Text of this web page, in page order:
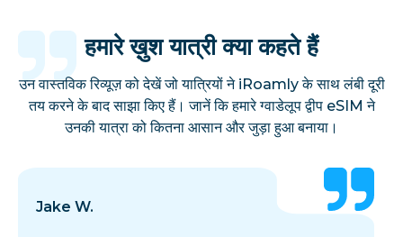
हमारे ख़ुश यात्री क्या कहते हैं
उन वास्तविक रिव्यूज़ को देखें जो यात्रियों ने iRoamly के साथ लंबी दूरी
तय करने के बाद साझा किए हैं। जानें कि हमारे ग्वाडेलूप द्वीप eSIM ने
उनकी यात्रा को कितना आसान और जुड़ा हुआ बनाया।
Jake W.